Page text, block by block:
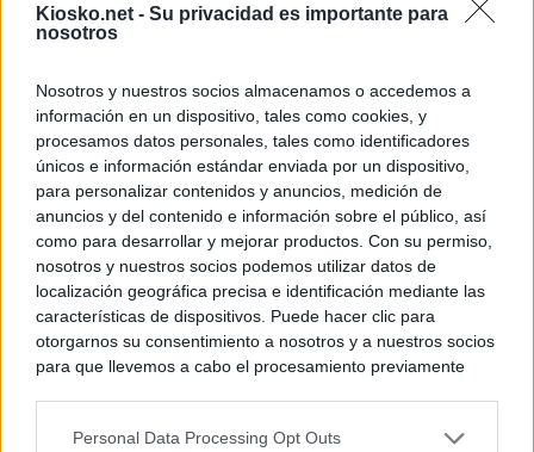
Kiosko.net - Su privacidad es importante para
nosotros
Nosotros y nuestros socios almacenamos o accedemos a
información en un dispositivo, tales como cookies, y
procesamos datos personales, tales como identificadores
únicos e información estándar enviada por un dispositivo,
para personalizar contenidos y anuncios, medición de
anuncios y del contenido e información sobre el público, así
como para desarrollar y mejorar productos. Con su permiso,
nosotros y nuestros socios podemos utilizar datos de
localización geográfica precisa e identificación mediante las
características de dispositivos. Puede hacer clic para
otorgarnos su consentimiento a nosotros y a nuestros socios
para que llevemos a cabo el procesamiento previamente
negar su consentimiento. Tenga en cuenta que algún
Personal Data Processing Opt Outs